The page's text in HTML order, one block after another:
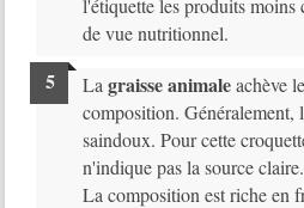
l'étiquette les produits moins
de vue nutritionnel.
Lagraisse animaleachève
composition. Généralement,
saindoux. Pour cette
n'indique pas la source claire.
La composition est riche en